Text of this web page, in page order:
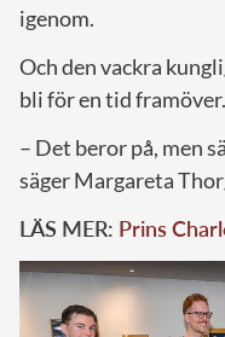
igenom.
Och den vackra
bli för en tid framöver.
– Det beror på, men
säger Margareta
LÄS MER: Prins